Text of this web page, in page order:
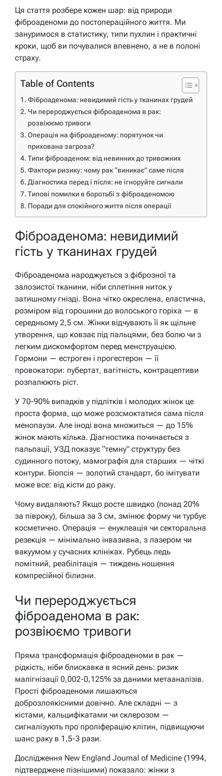
Ця стаття розбере кожен шар: від природи
фіброаденоми до постопераційного життя. Ми
зануримося в статистику, типи пухлин і практичні
кроки, щоб ви почувалися впевнено, а не в полоні
страху.
Table of Contents
Фіброаденома: невидимий гість у тканинах грудей
Чи перероджується фіброаденома в рак:
розвіюємо тривоги
Операція на фіброаденому: порятунок чи
прихована загроза?
Типи фіброаденом: від невинних до тривожних
Фактори ризику: чому рак “виникає” саме після
Діагностика перед і після: не ігноруйте сигнали
Типові помилки в боротьбі з фіброаденомою
Поради для спокійного життя після операції
Фіброаденома: невидимий
гість у тканинах грудей
Фіброаденома народжується з фіброзної та
залозистої тканини, ніби сплетіння ниток у
затишному гнізді. Вона чітко окреслена, еластична,
розміром від горошини до волоського горіха — в
середньому 2,5 см. Жінки відчувають її як щільне
утворення, що ковзає під пальцями, без болю чи з
легким дискомфортом перед менструацією.
Гормони — естроген і прогестерон — її
провокатори: пубертат, вагітність, контрацептиви
розпалюють ріст.
У 70-90% випадків у підлітків і молодих жінок це
проста форма, що може розсмоктатися сама після
менопаузи. Але іноді вона множиться — до 15%
жінок мають кілька. Діагностика починається з
пальпації, УЗД показує “темну” структуру без
судинного потоку, мамографія для старших — чіткі
контури. Біопсія — золотий стандарт, бо імітувати
може все: від кісти до раку.
Чому видаляють? Якщо росте швидко (понад 20%
за півроку), більша за 3 см, змінює форму чи турбує
косметично. Операція — енуклеація чи секторальна
резекція — мінімально інвазивна, з лазером чи
вакуумом у сучасних клініках. Рубець ледь
помітний, реабілітація — тиждень ношення
компресійної білизни.
Чи перероджується
фіброаденома в рак:
розвіюємо тривоги
Пряма трансформація фіброаденоми в рак —
рідкість, ніби блискавка в ясний день: ризик
малігнізації 0,002-0,125% за даними метааналізів.
Прості фіброаденоми лишаються
доброзлоякісними довічно. Але складні — з
кістами, кальцифікатами чи склерозом —
сигналізують про проліферацію клітин, підвищуючи
шанс раку в 1,5-3 рази.
Дослідження New England Journal of Medicine (1994,
підтверджене пізнішими) показало: жінки з